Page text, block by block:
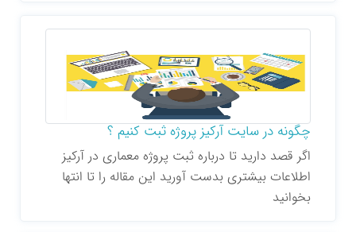
چگونه در سایت آرکیز پروژه ثبت کنیم ؟
اگر قصد دارید تا درباره ثبت پروژه معماری در آرکیز
اطلاعات بیشتری بدست آورید این مقاله را تا انتها
بخوانید